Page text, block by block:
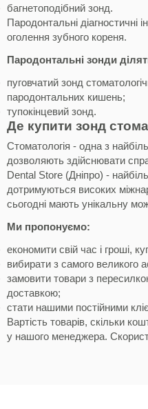
багнетоподібний зонд.
Пародонтальні
оголення зубного кореня.
Пародонтальні зонди
пуговчатий зонд
пародонтальних кишень;
тупокінцевий зонд.
Де купити зонд
Стоматологія - одна з
дозволяють здійснювати
Dental Store (Дніпро) -
дотримуються високих
сьогодні мають унікальну
Ми пропонуємо:
економити свій час і гроші,
вибирати з самого великого
замовити товари з
доставкою;
стати нашими постійними
Вартість товарів, скільки
у нашого менеджера.